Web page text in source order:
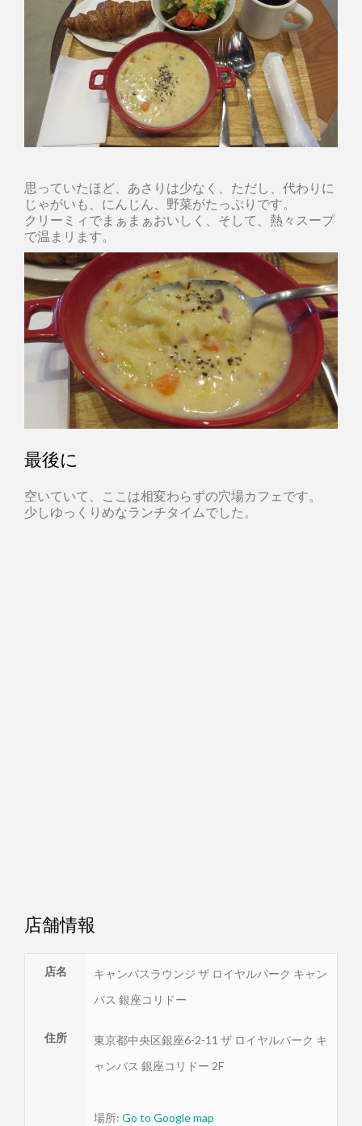
思っていたほど、あさりは少なく、ただし、代わりに
じゃがいも、にんじん、野菜がたっぷりです。
クリーミィでまぁまぁおいしく、そして、熱々スープ
で温まリます。
最後に
空いていて、ここは相変わらずの穴場カフェです。
少しゆっくりめなランチタイムでした。
店舗情報
店名
キャンバスラウンジ ザ ロイヤルパーク キャン
バス 銀座コリドー
住所 東京都中央区銀座6-2-11 ザ ロイヤルパーク キ
ャンバス 銀座コリドー 2F
場所: Go to Google map